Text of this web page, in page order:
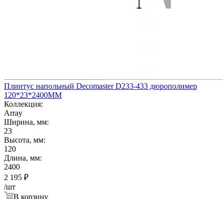
Плинтус напольный Decomaster D233-433 дюрополимер
120*23*2400ММ
Коллекция:
Array
Ширина, мм:
23
Высота, мм:
120
Длина, мм:
2400
2 195 ₽
/шт
В корзину